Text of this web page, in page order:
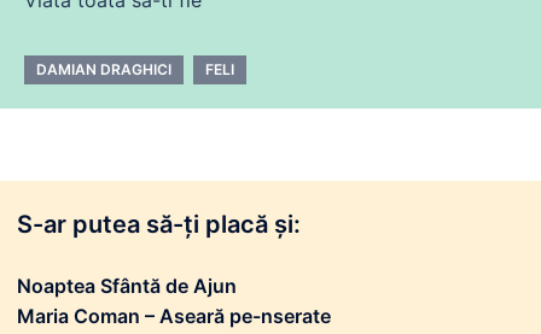
DAMIAN DRAGHICI FELI
S-ar putea să-ți placă și:
Noaptea Sfântă de Ajun
Maria Coman – Aseară pe-nserate